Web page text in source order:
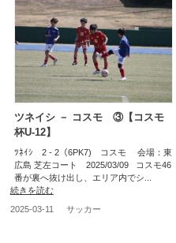
ツネイシ － コスモ ③【コスモ
杯U-12】
ﾂﾈｲｼ 2 - 2（6PK7) コスモ 会場：東
広島 芝左コート 2025/03/09 コスモ46
番が裏へ抜け出し、エリア内でシ...
続きを読む
2025-03-11
サッカー